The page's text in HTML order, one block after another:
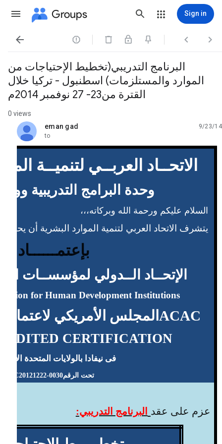
Groups Sign in
   
البرنامج التدريبي(تخطيط الإحتياجات من
الموارد والمستلزمات) اسطنبول - تركيا خلال
القترة من23- 27 نوفمبر 2014م
0 views
eman gad
unread,
9/23/14
to
الاتحــاد العربــي لتنميــة
وحدة البرامج التدريبية
السلام عليكم ورحمة الله وبركاته،،،
يتشرف الاتحاد العربي لتنمية الموارد البشرية أن يحيط
بإعتمــــــاد
الإتحــاد الــدولي لمؤسســات
for Human Development Institutions
ACAC المجلس الأمريكي لاعتماد
CERTIFICATION
فى نيفادا بالولايات المتحدة
تحت الرقمC20121222-0030
عزم على عقد البرنامج التدريبي: